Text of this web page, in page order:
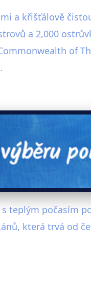
a křišťálově
a 2,000
of
teplým počasím
která trvá od